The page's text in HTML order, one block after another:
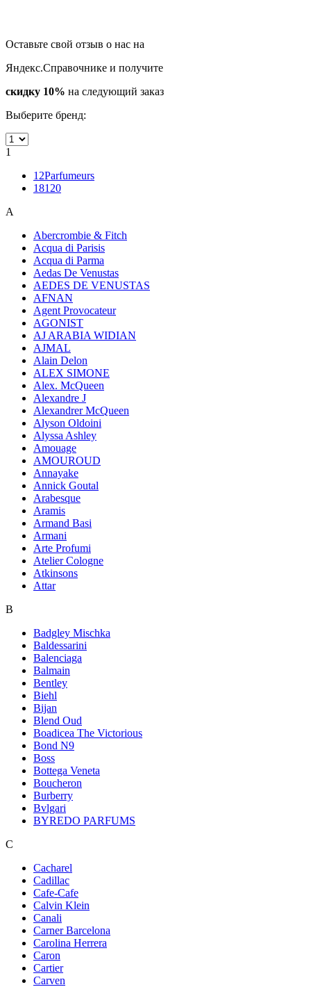
Оставьте свой отзыв о нас на
Яндекс.Справочнике и получите
скидку 10% на следующий заказ
Выберите бренд:
1
12Parfumeurs
18120
A
Abercrombie & Fitch
Acqua di Parisis
Acqua di Parma
Aedas De Venustas
AEDES DE VENUSTAS
AFNAN
Agent Provocateur
AGONIST
AJ ARABIA WIDIAN
AJMAL
Alain Delon
ALEX SIMONE
Alex. McQueen
Alexandre J
Alexandrer McQueen
Alyson Oldoini
Alyssa Ashley
Amouage
AMOUROUD
Annayake
Annick Goutal
Arabesque
Aramis
Armand Basi
Armani
Arte Profumi
Atelier Cologne
Atkinsons
Attar
B
Badgley Mischka
Baldessarini
Balenciaga
Balmain
Bentley
Biehl
Bijan
Blend Oud
Boadicea The Victorious
Bond N9
Boss
Bottega Veneta
Boucheron
Burberry
Bvlgari
BYREDO PARFUMS
C
Cacharel
Cadillac
Cafe-Cafe
Calvin Klein
Canali
Carner Barcelona
Carolina Herrera
Caron
Cartier
Carven